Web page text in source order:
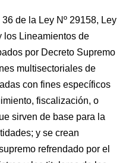
de la Ley Nº 29158, Ley
los Lineamientos de
por Decreto Supremo
multisectoriales de
con fines específicos
fiscalización, o
sirven de base para la
y se crean
refrendado por el